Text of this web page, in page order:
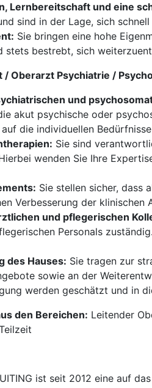
Lernbereitschaft und eine
sind in der Lage, sich
Sie bringen eine hohe
stets bestrebt, sich
Oberarzt Psychiatrie /
und
akut psychische oder
die individuellen
Sie sind
wenden Sie Ihre
Sie stellen sicher, dass
Verbesserung der klinischen
und pflegerischen
Personals
des Hauses: Sie tragen zur
sowie an der
werden geschätzt und in
den Bereichen: Leitender
ist seit 2012 eine auf